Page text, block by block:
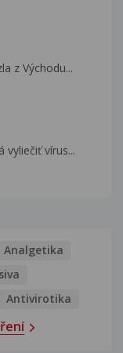
z Východu...
vyliečiť vírus...
Analgetika
Antivirotika